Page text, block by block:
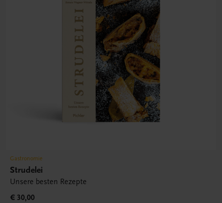
Gastronomie
Strudelei
Unsere besten Rezepte
€ 30,00